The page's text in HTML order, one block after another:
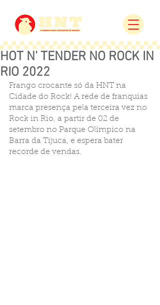
HOT N' TENDER NO ROCK IN
RIO 2022
Frango crocante só da HNT na
Cidade do Rock! A rede de franquias
marca presença pela terceira vez no
Rock in Rio, a partir de 02 de
setembro no Parque Olímpico na
Barra da Tijuca, e espera bater
recorde de vendas.